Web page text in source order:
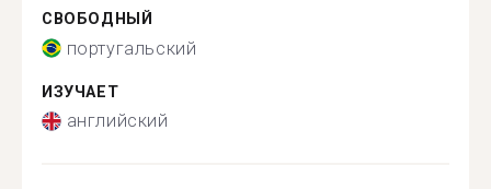
СВОБОДНЫЙ
португальский
ИЗУЧАЕТ
английский